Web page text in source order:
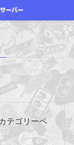
テゴリーペ